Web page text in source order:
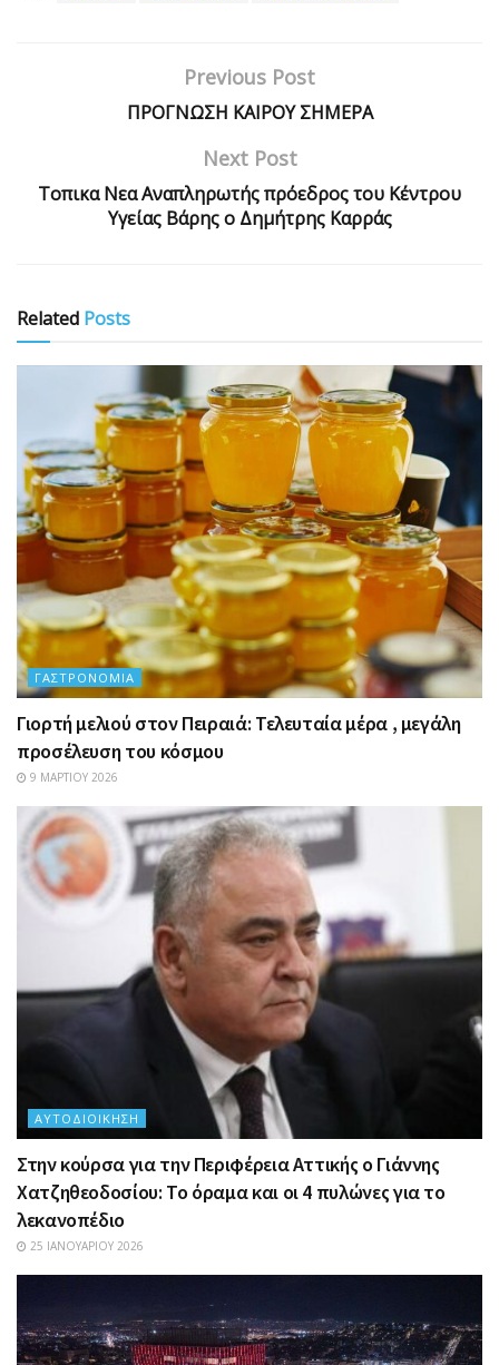
Previous Post
ΠΡΟΓΝΩΣΗ ΚΑΙΡΟΥ ΣΗΜΕΡΑ
Next Post
Τοπικα Νεα Αναπληρωτής πρόεδρος του Κέντρου
Υγείας Βάρης ο Δημήτρης Καρράς
Related Posts
ΓΑΣΤΡΟΝΟΜΊΑ
Γιορτή μελιού στον Πειραιά: Τελευταία μέρα , μεγάλη
προσέλευση του κόσμου
9 ΜΑΡΤΊΟΥ 2026
ΑΥΤΟΔΙΟΊΚΗΣΗ
Στην κούρσα για την Περιφέρεια Αττικής ο Γιάννης
Χατζηθεοδοσίου: Το όραμα και οι 4 πυλώνες για το
λεκανοπέδιο
25 ΙΑΝΟΥΑΡΊΟΥ 2026